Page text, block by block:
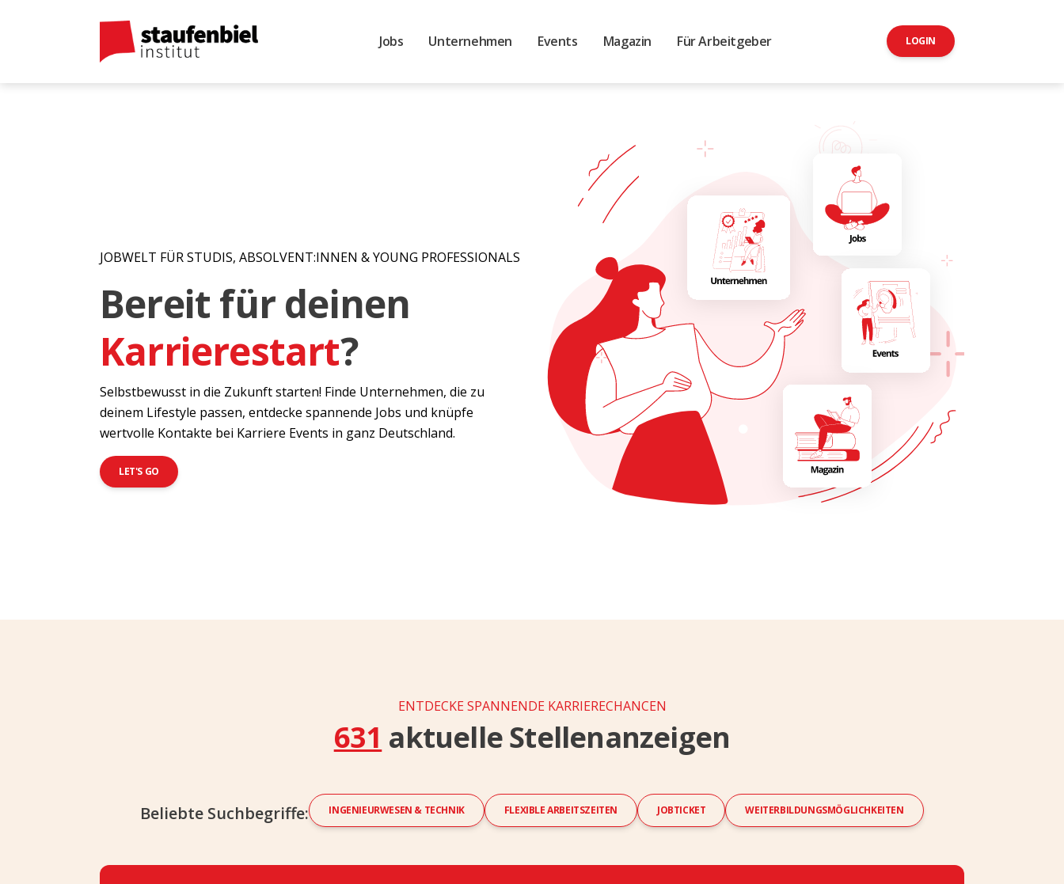
Jobs Unternehmen Events Magazin Für Arbeitgeber LOGIN
JOBWELT FÜR STUDIS, ABSOLVENT:INNEN & YOUNG PROFESSIONALS
Bereit für deinen
Karrierestart?
Selbstbewusst in die Zukunft starten! Finde Unternehmen, die zu
deinem Lifestyle passen, entdecke spannende Jobs und knüpfe
wertvolle Kontakte bei Karriere Events in ganz Deutschland.
LET'S GO
ENTDECKE SPANNENDE KARRIERECHANCEN
631 aktuelle Stellenanzeigen
Beliebte Suchbegriffe: INGENIEURWESEN & TECHNIK FLEXIBLE ARBEITSZEITEN JOBTICKET WEITERBILDUNGSMÖGLICHKEITEN